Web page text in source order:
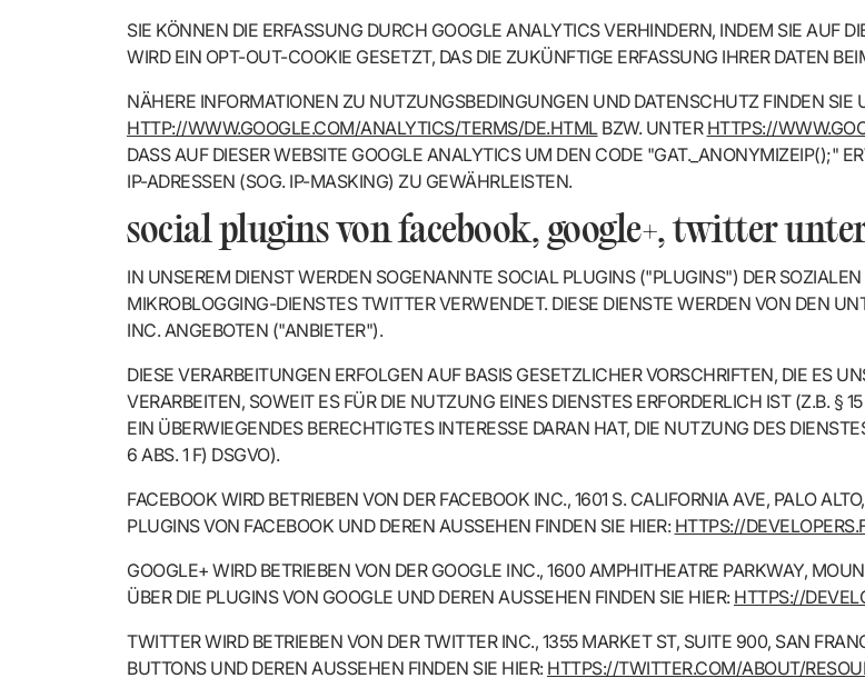
SIE KÖNNEN DIE ERFASSUNG DURCH GOOGLE ANALYTICS VERHINDERN, INDEM SIE AUF
WIRD EIN OPT-OUT-COOKIE GESETZT, DAS DIE ZUKÜNFTIGE ERFASSUNG IHRER DATEN
NÄHERE INFORMATIONEN ZU NUTZUNGSBEDINGUNGEN UND DATENSCHUTZ FINDEN SIE
HTTP://WWW.GOOGLE.COM/ANALYTICS/TERMS/DE.HTMLBZW. UNTERHTTPS://
DASS AUF DIESER WEBSITE GOOGLE ANALYTICS UM DEN CODE "GAT._ANONYMIZEIP();"
IP-ADRESSEN (SOG. IP-MASKING) ZU GEWÄHRLEISTEN.
social plugins von facebook, google+, twitter
IN UNSEREM DIENST WERDEN SOGENANNTE SOCIAL PLUGINS ("PLUGINS") DER
MIKROBLOGGING-DIENSTES TWITTER VERWENDET. DIESE DIENSTE WERDEN VON DEN
INC. ANGEBOTEN ("ANBIETER").
DIESE VERARBEITUNGEN ERFOLGEN AUF BASIS GESETZLICHER VORSCHRIFTEN, DIE ES
VERARBEITEN, SOWEIT ES FÜR DIE NUTZUNG EINES DIENSTES ERFORDERLICH IST (Z.B. §
EIN ÜBERWIEGENDES BERECHTIGTES INTERESSE DARAN HAT, DIE NUTZUNG DES
6 ABS. 1 F) DSGVO).
FACEBOOK WIRD BETRIEBEN VON DER FACEBOOK INC., 1601 S. CALIFORNIA AVE, PALO
PLUGINS VON FACEBOOK UND DEREN AUSSEHEN FINDEN SIE HIER: HTTPS://
GOOGLE+ WIRD BETRIEBEN VON DER GOOGLE INC., 1600 AMPHITHEATRE PARKWAY,
ÜBER DIE PLUGINS VON GOOGLE UND DEREN AUSSEHEN FINDEN SIE HIER: HTTPS://
TWITTER WIRD BETRIEBEN VON DER TWITTER INC., 1355 MARKET ST, SUITE 900, SAN
BUTTONS UND DEREN AUSSEHEN FINDEN SIE HIER: HTTPS://TWITTER.COM/ABOUT/